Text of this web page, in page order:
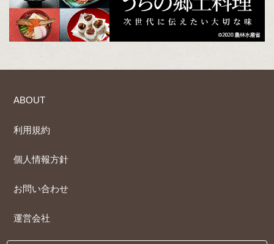
ABOUT
利用規約
個人情報方針
お問い合わせ
運営会社